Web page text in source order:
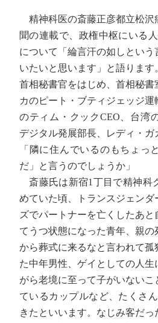
精神科医の斎藤正彦都立松沢
聞の連載で、政権中枢にいる
について「綸言汗の如しという
いたいと思います」と語りま
首相秘書官をはじめ、首相秘書
カのピート・ブティジェッジ
のティム・クックCEO、台湾
デジタル発展部長、レディ・ガ
「隣に住んでいるのもちょっ
だ」と言うのでしょうか」
斎藤氏は新宿1丁目で精神科
めていた頃、トランスジェンダ
ズでパートナーを亡くしたあ
てうつ状態になった青年、親
から葬式に来るなと言われて孤
た中年男性、ゲイとしての人
がら老境に至って子がいない
ているカップルなど、たくさ
きたといいます。なじみ客だ